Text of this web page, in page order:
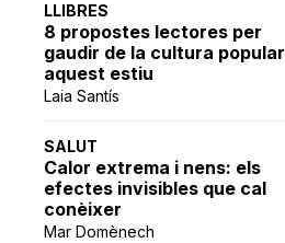
LLIBRES
8 propostes lectores per
gaudir de la cultura popular
aquest estiu
Laia Santís
SALUT
Calor extrema i nens: els
efectes invisibles que cal
conèixer
Mar Domènech